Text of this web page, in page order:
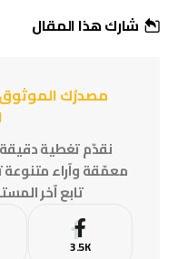
شارك هذا المقال
مصدرُك الموثوق
نقدّم تغطية دقيقة
معمّقة وآراء متنوعة
تابع آخر
3.5K